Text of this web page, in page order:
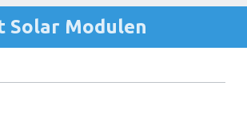
Solar Modulen